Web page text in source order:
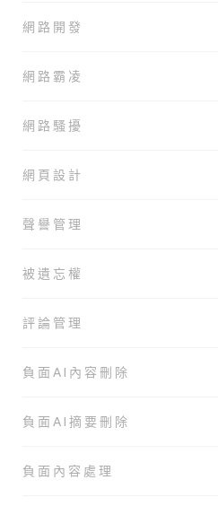
網路開發
網路霸凌
網路騷擾
網頁設計
聲譽管理
被遺忘權
評論管理
負面AI內容刪除
負面AI摘要刪除
負面內容處理